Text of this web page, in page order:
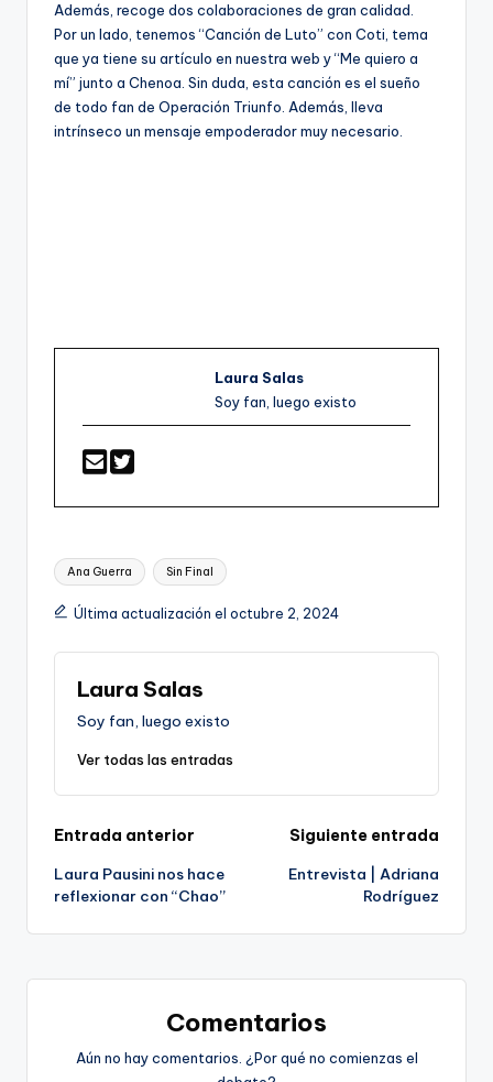
Además, recoge dos colaboraciones de gran calidad.
Por un lado, tenemos “Canción de Luto” con Coti, tema
que ya tiene su artículo en nuestra web y “Me quiero a
mí” junto a Chenoa. Sin duda, esta canción es el sueño
de todo fan de Operación Triunfo. Además, lleva
intrínseco un mensaje empoderador muy necesario.
Laura Salas
Soy fan, luego existo
Etiquetas:
Ana Guerra Sin Final
Última actualización el octubre 2, 2024
Laura Salas
Soy fan, luego existo
Ver todas las entradas
Navegación
de
entradas
Entrada anterior
Laura Pausini nos hace
reflexionar con “Chao”
Siguiente entrada
Entrevista | Adriana
Rodríguez
Comentarios
Aún no hay comentarios. ¿Por qué no comienzas el